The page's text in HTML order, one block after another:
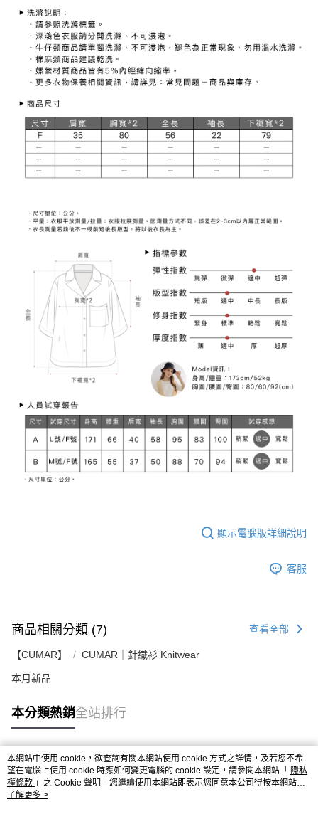
顯示電腦版詳細說明
客服
商品相關分類 (7) 查看全部
【CUMAR】 CUMAR｜針織衫 Knitwear
本月新品
本分類熱銷全站排行
熱門標籤
本網站中使用 cookie，欲查詢有關本網站使用 cookie 方式之詳情，及若您不希
望在電腦上使用 cookie 時應如何變更電腦的 cookie 設定，請參閱本網站「 隱私
權條款 」之 Cookie 聲明。您繼續使用本網站即表示您同意本公司得按本網站使
用條款之 Cookie 聲明使用 cookie。
了解更多 >